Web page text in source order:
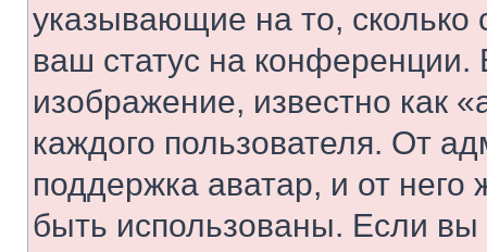
указывающие на то,
ваш статус на
изображение, известно как
каждого пользователя. От
поддержка аватар, и от него
быть использованы. Если